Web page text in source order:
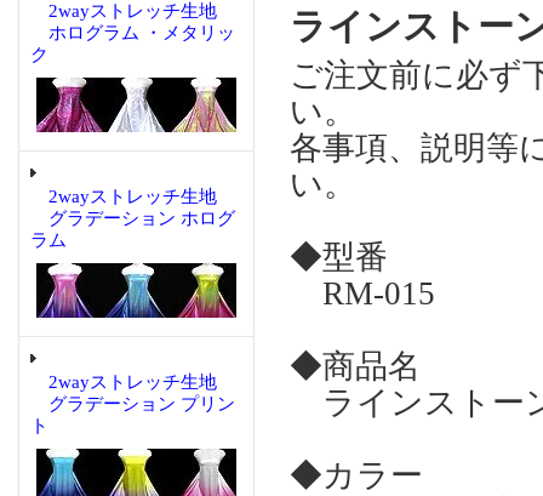
2wayストレッチ生地
ホログラム ・メタリッ
ク
2wayストレッチ生地
グラデーション ホログ
ラム
2wayストレッチ生地
グラデーション プリン
ト
ラインストー
ご注文前に必ず
い。
各事項、説明等
い。
◆型番
RM-015
◆商品名
ラインストー
◆カラー